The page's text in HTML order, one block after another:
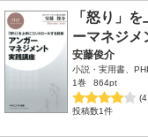
「怒り」
ーマネジメ
安藤俊介
小説・実用書、
1巻
864pt
投稿数1件